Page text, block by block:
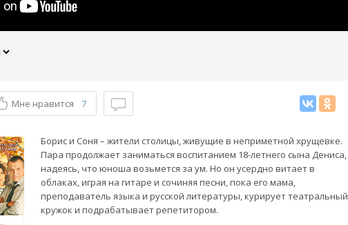
Мне нравится 7
Борис и Соня – жители столицы, живущие в неприметной хрущевке.
Пара продолжает заниматься воспитанием 18-летнего сына Дениса,
надеясь, что юноша возьмется за ум. Но он усердно витает в
облаках, играя на гитаре и сочиняя песни, пока его мама,
преподаватель языка и русской литературы, курирует театральный
кружок и подрабатывает репетитором.